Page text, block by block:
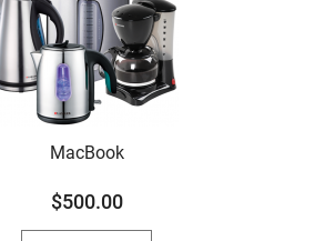
MacBook
$500.00